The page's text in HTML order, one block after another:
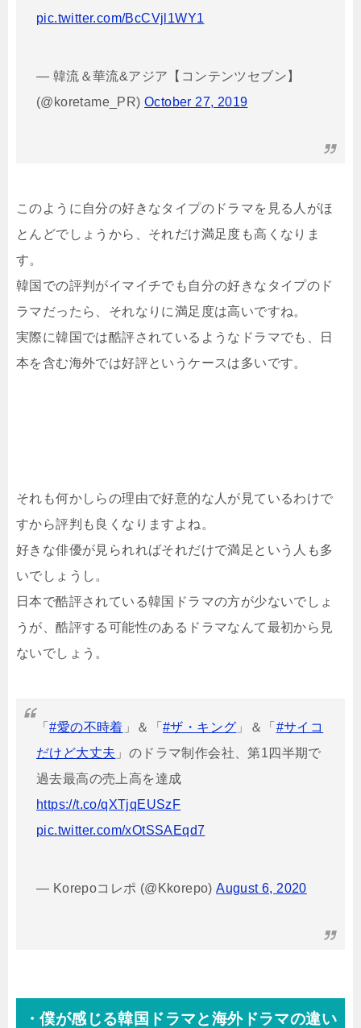
pic.twitter.com/BcCVjl1WY1
— 韓流＆華流&アジア【コンテンツセブン】
(@koretame_PR)October 27, 2019
このように自分の好きなタイプのドラマを見る人がほ
とんどでしょうから、それだけ満足度も高くなりま
す。
韓国での評判がイマイチでも自分の好きなタイプのド
ラマだったら、それなりに満足度は高いですね。
実際に韓国では酷評されているようなドラマでも、日
本を含む海外では好評というケースは多いです。
それも何かしらの理由で好意的な人が見ているわけで
すから評判も良くなりますよね。
好きな俳優が見られればそれだけで満足という人も多
いでしょうし。
日本で酷評されている韓国ドラマの方が少ないでしょ
うが、酷評する可能性のあるドラマなんて最初から見
ないでしょう。
「#愛の不時着 」＆「#ザ・キング 」＆「 #サイコ
だけど大丈夫 」のドラマ制作会社、第1四半期で
過去最高の売上高を達成
https://t.co/qXTjqEUSzF
pic.twitter.com/xOtSSAEqd7
— Korepoコレポ (@Kkorepo)August 6, 2020
・僕が感じる韓国ドラマと海外ドラマの違い